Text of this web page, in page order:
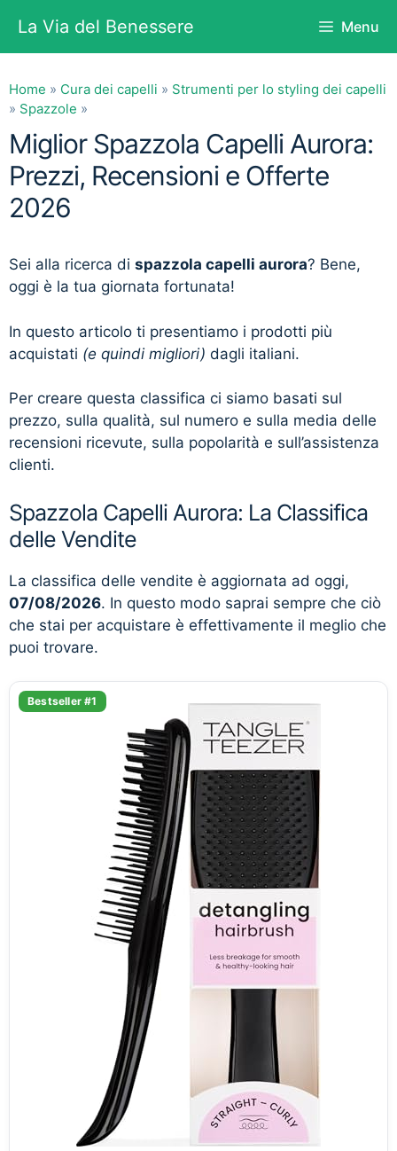
contenuto
La Via del Benessere Menu
Home » Cura dei capelli » Strumenti per lo styling dei capelli
» Spazzole »
Miglior Spazzola Capelli Aurora:
Prezzi, Recensioni e Offerte
2026
Sei alla ricerca di spazzola capelli aurora? Bene,
oggi è la tua giornata fortunata!
In questo articolo ti presentiamo i prodotti più
acquistati (e quindi migliori) dagli italiani.
Per creare questa classifica ci siamo basati sul
prezzo, sulla qualità, sul numero e sulla media delle
recensioni ricevute, sulla popolarità e sull’assistenza
clienti.
Spazzola Capelli Aurora: La Classifica
delle Vendite
La classifica delle vendite è aggiornata ad oggi,
07/08/2026. In questo modo saprai sempre che ciò
che stai per acquistare è effettivamente il meglio che
puoi trovare.
Bestseller #1